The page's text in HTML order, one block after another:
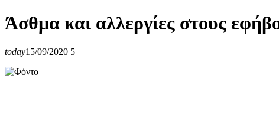
Άσθμα και αλλεργίες στους
today15/09/2020 5